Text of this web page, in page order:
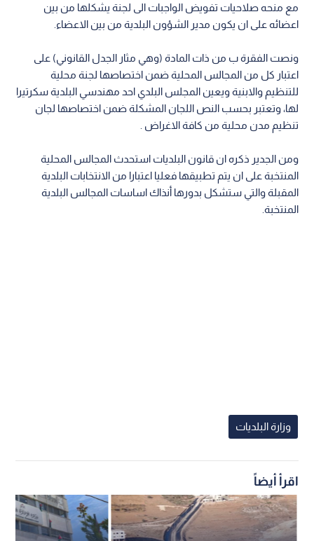
مع منحه صلاحيات تفويض الواجبات الى لجنة يشكلها من بين
اعضائه على ان يكون مدير الشؤون البلدية من بين الاعضاء.
ونصت الفقرة ب من ذات المادة (وهي مثار الجدل القانوني) على
اعتبار كل من المجالس المحلية ضمن اختصاصها لجنة محلية
للتنظيم والابنية ويعين المجلس البلدي احد مهندسي البلدية سكرتيرا
لها، وتعتبر بحسب النص اللجان المشكلة ضمن اختصاصها لجان
تنظيم مدن محلية من كافة الاغراض .
ومن الجدير ذكره ان قانون البلديات استحدث المجالس المحلية
المنتخبة على ان يتم تطبيقها فعليا اعتبارا من الانتخابات البلدية
المقبلة والتي ستشكل بدورها أنذاك اساسات المجالس البلدية
المنتخبة.
وزارة البلديات
اقرأ أيضاً